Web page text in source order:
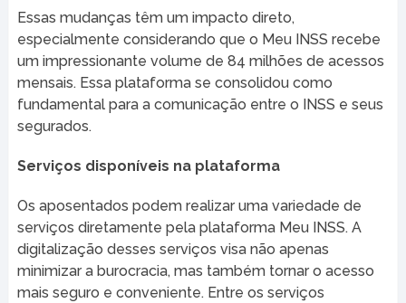
Essas mudanças têm um impacto direto,
especialmente considerando que o Meu INSS recebe
um impressionante volume de 84 milhões de acessos
mensais. Essa plataforma se consolidou como
fundamental para a comunicação entre o INSS e seus
segurados.
Serviços disponíveis na plataforma
Os aposentados podem realizar uma variedade de
serviços diretamente pela plataforma Meu INSS. A
digitalização desses serviços visa não apenas
minimizar a burocracia, mas também tornar o acesso
mais seguro e conveniente. Entre os serviços